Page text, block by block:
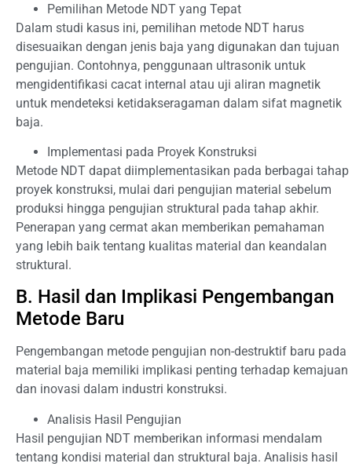
Pemilihan Metode NDT yang Tepat
Dalam studi kasus ini, pemilihan metode NDT harus
disesuaikan dengan jenis baja yang digunakan dan tujuan
pengujian. Contohnya, penggunaan ultrasonik untuk
mengidentifikasi cacat internal atau uji aliran magnetik
untuk mendeteksi ketidakseragaman dalam sifat magnetik
baja.
Implementasi pada Proyek Konstruksi
Metode NDT dapat diimplementasikan pada berbagai tahap
proyek konstruksi, mulai dari pengujian material sebelum
produksi hingga pengujian struktural pada tahap akhir.
Penerapan yang cermat akan memberikan pemahaman
yang lebih baik tentang kualitas material dan keandalan
struktural.
B. Hasil dan Implikasi Pengembangan
Metode Baru
Pengembangan metode pengujian non-destruktif baru pada
material baja memiliki implikasi penting terhadap kemajuan
dan inovasi dalam industri konstruksi.
Analisis Hasil Pengujian
Hasil pengujian NDT memberikan informasi mendalam
tentang kondisi material dan struktural baja. Analisis hasil